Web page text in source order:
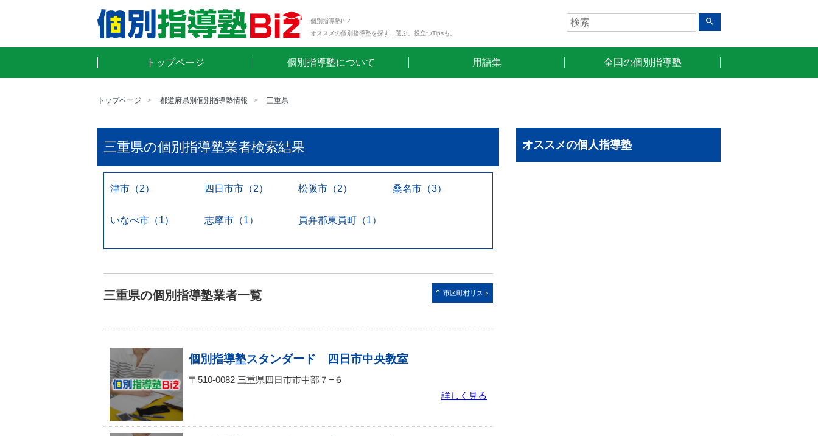
個別指導塾BIZ
オススメの個別指導塾を探す、選ぶ。役立つTipsも。
search
トップページ 個別指導塾について 用語集 全国の個別指導塾
トップページ 都道府県別個別指導塾情報 三重県
三重県の個別指導塾業者検索結果
津市（2） 四日市市（2） 松阪市（2） 桑名市（3）
いなべ市（1） 志摩市（1） 員弁郡東員町（1）
三重県の個別指導塾業者一覧 arrow_upward 市区町村リスト
個別指導塾スタンダード 四日市中央教室
〒510-0082 三重県四日市市中部７−６
詳しく見る
オススメの個人指導塾